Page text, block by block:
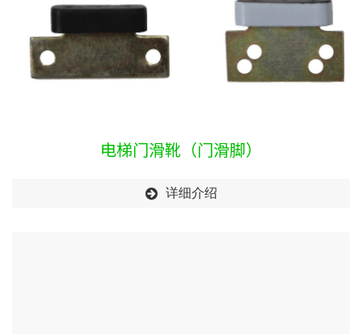
电梯门滑靴（门滑脚）
详细介绍